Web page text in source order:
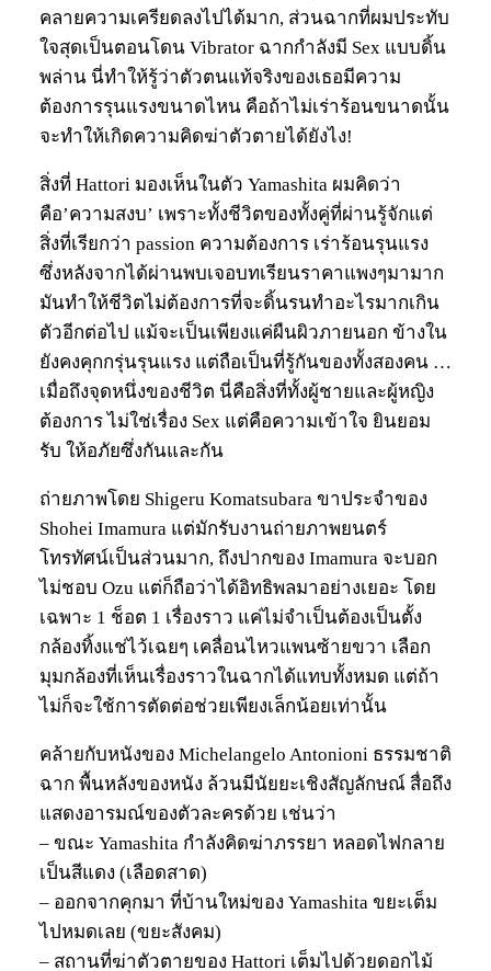
คลายความเครียดลงไปได้มาก, ส่วนฉากที่ผมประทับ
ใจสุดเป็นตอนโดน Vibrator ฉากกำลังมี Sex แบบดิ้น
พล่าน นี่ทำให้รู้ว่าตัวตนแท้จริงของเธอมีความ
ต้องการรุนแรงขนาดไหน คือถ้าไม่เร่าร้อนขนาดนั้น
จะทำให้เกิดความคิดฆ่าตัวตายได้ยังไง!
สิ่งที่ Hattori มองเห็นในตัว Yamashita ผมคิดว่า
คือ’ความสงบ’ เพราะทั้งชีวิตของทั้งคู่ที่ผ่านรู้จักแต่
สิ่งที่เรียกว่า passion ความต้องการ เร่าร้อนรุนแรง
ซึ่งหลังจากได้ผ่านพบเจอบทเรียนราคาแพงๆมามาก
มันทำให้ชีวิตไม่ต้องการที่จะดิ้นรนทำอะไรมากเกิน
ตัวอีกต่อไป แม้จะเป็นเพียงแค่ผืนผิวภายนอก ข้างใน
ยังคงคุกกรุ่นรุนแรง แต่ถือเป็นที่รู้กันของทั้งสองคน …
เมื่อถึงจุดหนึ่งของชีวิต นี่คือสิ่งที่ทั้งผู้ชายและผู้หญิง
ต้องการ ไม่ใช่เรื่อง Sex แต่คือความเข้าใจ ยินยอม
รับ ให้อภัยซึ่งกันและกัน
ถ่ายภาพโดย Shigeru Komatsubara ขาประจำของ
Shohei Imamura แต่มักรับงานถ่ายภาพยนตร์
โทรทัศน์เป็นส่วนมาก, ถึงปากของ Imamura จะบอก
ไม่ชอบ Ozu แต่ก็ถือว่าได้อิทธิพลมาอย่างเยอะ โดย
เฉพาะ 1 ช็อต 1 เรื่องราว แค่ไม่จำเป็นต้องเป็นตั้ง
กล้องทิ้งแช่ไว้เฉยๆ เคลื่อนไหวแพนซ้ายขวา เลือก
มุมกล้องที่เห็นเรื่องราวในฉากได้แทบทั้งหมด แต่ถ้า
ไม่ก็จะใช้การตัดต่อช่วยเพียงเล็กน้อยเท่านั้น
คล้ายกับหนังของ Michelangelo Antonioni ธรรมชาติ
ฉาก พื้นหลังของหนัง ล้วนมีนัยยะเชิงสัญลักษณ์ สื่อถึง
แสดงอารมณ์ของตัวละครด้วย เช่นว่า
– ขณะ Yamashita กำลังคิดฆ่าภรรยา หลอดไฟกลาย
เป็นสีแดง (เลือดสาด)
– ออกจากคุกมา ที่บ้านใหม่ของ Yamashita ขยะเต็ม
ไปหมดเลย (ขยะสังคม)
– สถานที่ฆ่าตัวตายของ Hattori เต็มไปด้วยดอกไม้